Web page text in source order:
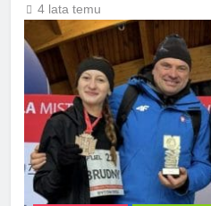
4 lata temu